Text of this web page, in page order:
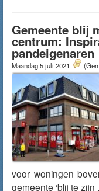
Gemeente blij
centrum:
pandeigenaren
Maandag 5 juli 2021
voor woningen
gemeente ‘blij te